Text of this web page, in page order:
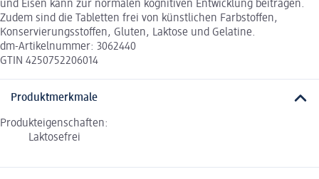
und Eisen kann zur normalen kognitiven Entwicklung beitragen.
Zudem sind die Tabletten frei von künstlichen Farbstoffen,
Konservierungsstoffen, Gluten, Laktose und Gelatine.
dm-Artikelnummer: 3062440
GTIN 4250752206014
Produktmerkmale
Produkteigenschaften:
Laktosefrei